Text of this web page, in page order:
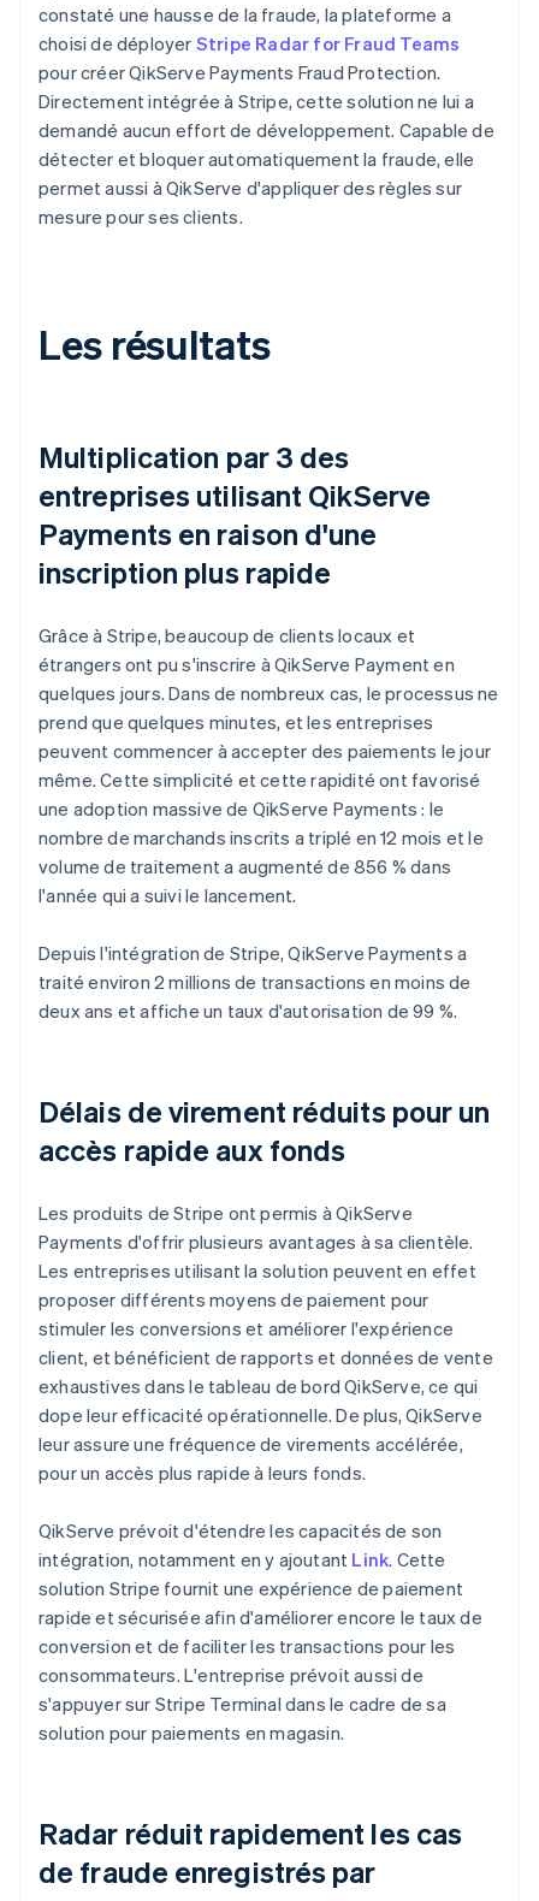
constaté une hausse de la fraude, la plateforme a
choisi de déployer Stripe Radar for Fraud Teams
pour créer QikServe Payments Fraud Protection.
Directement intégrée à Stripe, cette solution ne lui a
demandé aucun effort de développement. Capable de
détecter et bloquer automatiquement la fraude, elle
permet aussi à QikServe d'appliquer des règles sur
mesure pour ses clients.
Les résultats
Multiplication par 3 des
entreprises utilisant QikServe
Payments en raison d'une
inscription plus rapide
Grâce à Stripe, beaucoup de clients locaux et
étrangers ont pu s'inscrire à QikServe Payment en
quelques jours. Dans de nombreux cas, le processus ne
prend que quelques minutes, et les entreprises
peuvent commencer à accepter des paiements le jour
même. Cette simplicité et cette rapidité ont favorisé
une adoption massive de QikServe Payments : le
nombre de marchands inscrits a triplé en 12 mois et le
volume de traitement a augmenté de 856 % dans
l'année qui a suivi le lancement.
Depuis l'intégration de Stripe, QikServe Payments a
traité environ 2 millions de transactions en moins de
deux ans et affiche un taux d'autorisation de 99 %.
Délais de virement réduits pour un
accès rapide aux fonds
Les produits de Stripe ont permis à QikServe
Payments d'offrir plusieurs avantages à sa clientèle.
Les entreprises utilisant la solution peuvent en effet
proposer différents moyens de paiement pour
stimuler les conversions et améliorer l'expérience
client, et bénéficient de rapports et données de vente
exhaustives dans le tableau de bord QikServe, ce qui
dope leur efficacité opérationnelle. De plus, QikServe
leur assure une fréquence de virements accélérée,
pour un accès plus rapide à leurs fonds.
QikServe prévoit d'étendre les capacités de son
intégration, notamment en y ajoutant Link. Cette
solution Stripe fournit une expérience de paiement
rapide et sécurisée afin d'améliorer encore le taux de
conversion et de faciliter les transactions pour les
consommateurs. L'entreprise prévoit aussi de
s'appuyer sur Stripe Terminal dans le cadre de sa
solution pour paiements en magasin.
Radar réduit rapidement les cas
de fraude enregistrés par